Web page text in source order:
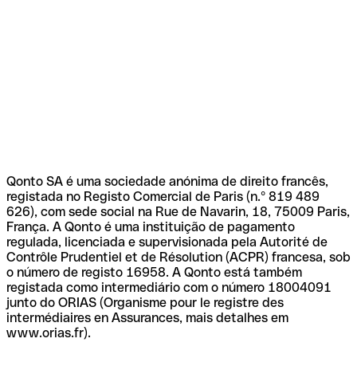
Qonto SA é uma sociedade anónima de direito francês,
registada no Registo Comercial de Paris (n.º 819 489
626), com sede social na Rue de Navarin, 18, 75009 Paris,
França. A Qonto é uma instituição de pagamento
regulada, licenciada e supervisionada pela Autorité de
Contrôle Prudentiel et de Résolution (ACPR) francesa, sob
o número de registo 16958. A Qonto está também
registada como intermediário com o número 18004091
junto do ORIAS (Organisme pour le registre des
intermédiaires en Assurances, mais detalhes em
www.orias.fr).